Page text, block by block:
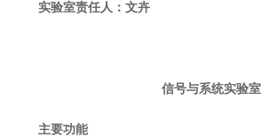
实验室责任人：文卉
信号与系统实验室
主要功能